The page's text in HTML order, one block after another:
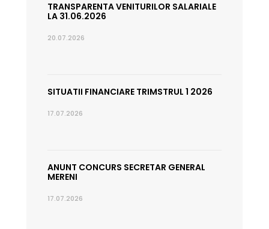
TRANSPARENTA VENITURILOR SALARIALE
LA 31.06.2026
20.07.2026
SITUATII FINANCIARE TRIMSTRUL 1 2026
17.07.2026
ANUNT CONCURS SECRETAR GENERAL
MERENI
17.07.2026